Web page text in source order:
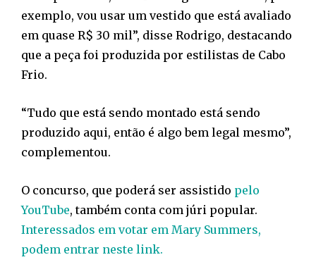
exemplo, vou usar um vestido que está avaliado
em quase R$ 30 mil”, disse Rodrigo, destacando
que a peça foi produzida por estilistas de Cabo
Frio.
“Tudo que está sendo montado está sendo
produzido aqui, então é algo bem legal mesmo”,
complementou.
O concurso, que poderá ser assistido pelo
YouTube, também conta com júri popular.
Interessados em votar em Mary Summers,
podem entrar neste link.